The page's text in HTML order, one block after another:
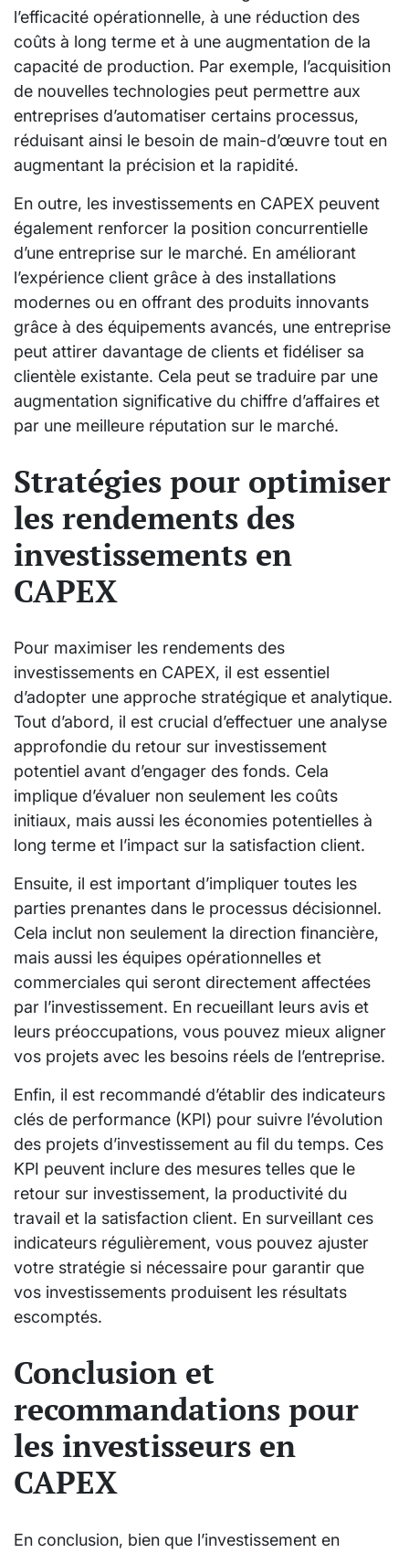
l’efficacité opérationnelle, à une réduction des
coûts à long terme et à une augmentation de la
capacité de production. Par exemple, l’acquisition
de nouvelles technologies peut permettre aux
entreprises d’automatiser certains processus,
réduisant ainsi le besoin de main-d’œuvre tout en
augmentant la précision et la rapidité.
En outre, les investissements en CAPEX peuvent
également renforcer la position concurrentielle
d’une entreprise sur le marché. En améliorant
l’expérience client grâce à des installations
modernes ou en offrant des produits innovants
grâce à des équipements avancés, une entreprise
peut attirer davantage de clients et fidéliser sa
clientèle existante. Cela peut se traduire par une
augmentation significative du chiffre d’affaires et
par une meilleure réputation sur le marché.
Stratégies pour optimiser
les rendements des
investissements en
CAPEX
Pour maximiser les rendements des
investissements en CAPEX, il est essentiel
d’adopter une approche stratégique et analytique.
Tout d’abord, il est crucial d’effectuer une analyse
approfondie du retour sur investissement
potentiel avant d’engager des fonds. Cela
implique d’évaluer non seulement les coûts
initiaux, mais aussi les économies potentielles à
long terme et l’impact sur la satisfaction client.
Ensuite, il est important d’impliquer toutes les
parties prenantes dans le processus décisionnel.
Cela inclut non seulement la direction financière,
mais aussi les équipes opérationnelles et
commerciales qui seront directement affectées
par l’investissement. En recueillant leurs avis et
leurs préoccupations, vous pouvez mieux aligner
vos projets avec les besoins réels de l’entreprise.
Enfin, il est recommandé d’établir des indicateurs
clés de performance (KPI) pour suivre l’évolution
des projets d’investissement au fil du temps. Ces
KPI peuvent inclure des mesures telles que le
retour sur investissement, la productivité du
travail et la satisfaction client. En surveillant ces
indicateurs régulièrement, vous pouvez ajuster
votre stratégie si nécessaire pour garantir que
vos investissements produisent les résultats
escomptés.
Conclusion et
recommandations pour
les investisseurs en
CAPEX
En conclusion, bien que l’investissement en